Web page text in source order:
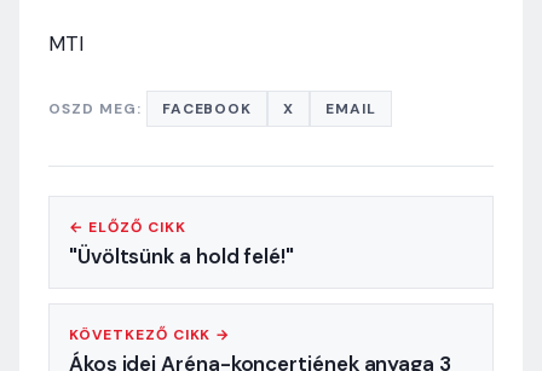
MTI
OSZD MEG: FACEBOOK X EMAIL
← ELŐZŐ CIKK
"Üvöltsünk a hold felé!"
KÖVETKEZŐ CIKK →
Ákos idei Aréna-koncertjének anyaga 3